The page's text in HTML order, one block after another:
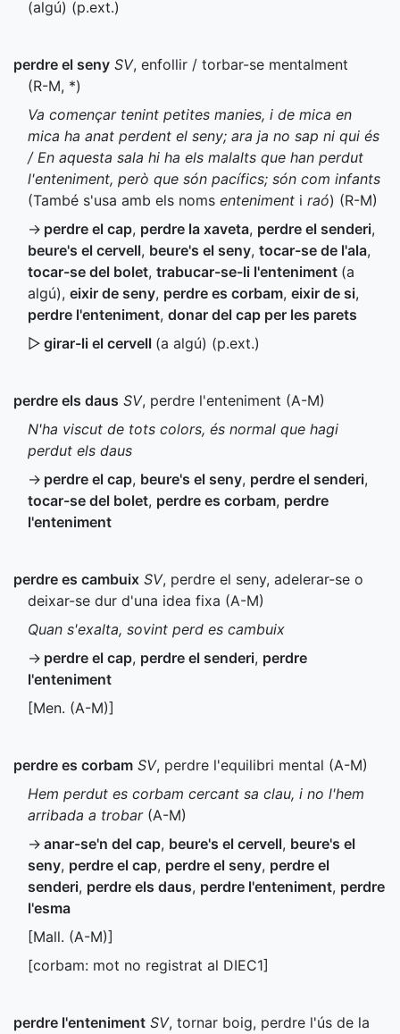
(algú) (p.ext.)
perdre el seny SV, enfollir / torbar-se mentalment
(R-M, *)
Va començar tenint petites manies, i de mica en
mica ha anat perdent el seny; ara ja no sap ni qui és
/ En aquesta sala hi ha els malalts que han perdut
l'enteniment, però que són pacífics; són com infants
(També s'usa amb els noms enteniment i raó) (R-M)
→ perdre el cap, perdre la xaveta, perdre el senderi,
beure's el cervell, beure's el seny, tocar-se de l'ala,
tocar-se del bolet, trabucar-se-li l'enteniment (a
algú), eixir de seny, perdre es corbam, eixir de si,
perdre l'enteniment, donar del cap per les parets
▷ girar-li el cervell (a algú) (p.ext.)
perdre els daus SV, perdre l'enteniment (A-M)
N'ha viscut de tots colors, és normal que hagi
perdut els daus
→ perdre el cap, beure's el seny, perdre el senderi,
tocar-se del bolet, perdre es corbam, perdre
l'enteniment
perdre es cambuix SV, perdre el seny, adelerar-se o
deixar-se dur d'una idea fixa (A-M)
Quan s'exalta, sovint perd es cambuix
→ perdre el cap, perdre el senderi, perdre
l'enteniment
[Men. (A-M)]
perdre es corbam SV, perdre l'equilibri mental (A-M)
Hem perdut es corbam cercant sa clau, i no l'hem
arribada a trobar(A-M)
→ anar-se'n del cap, beure's el cervell, beure's el
seny, perdre el cap, perdre el seny, perdre el
senderi, perdre els daus, perdre l'enteniment, perdre
l'esma
[Mall. (A-M)]
[corbam: mot no registrat al DIEC1]
perdre l'enteniment SV, tornar boig, perdre l'ús de la